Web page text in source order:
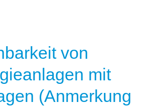
von
mit
(Anmerkung